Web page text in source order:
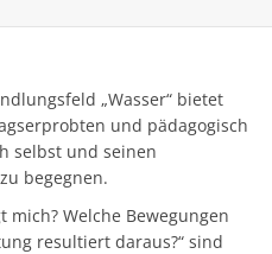
„Wasser“ bietet
und pädagogisch
selbst und seinen
begegnen.
mich? Welche Bewegungen
resultiert daraus?“ sind